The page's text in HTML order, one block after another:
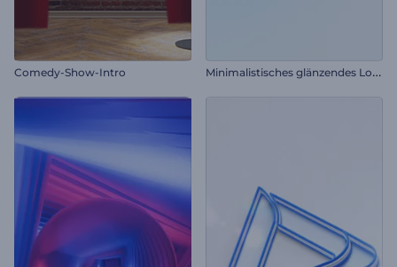
Comedy-Show-Intro M
inimalistisches glänzendes Logo Reveal